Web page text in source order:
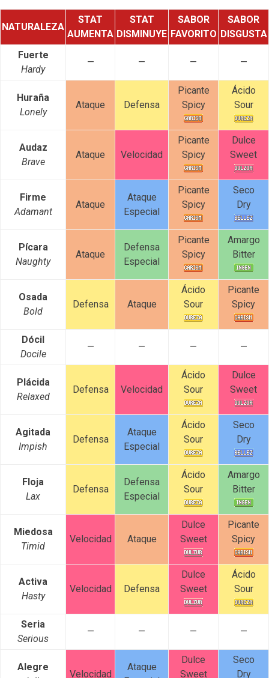
NATURALEZA
STAT
AUMENTA
STAT
DISMINUYE
SABOR
FAVORITO
SABOR
DISGUSTA
Fuerte
Hardy
— — — —
Huraña
Lonely
Ataque Defensa
Picante
Spicy
Ácido
Sour
Audaz
Brave
Ataque Velocidad
Picante
Spicy
Dulce
Sweet
Firme
Adamant
Ataque
Ataque
Especial
Picante
Spicy
Seco
Dry
Pícara
Naughty
Ataque
Defensa
Especial
Picante
Spicy
Amargo
Bitter
Osada
Bold
Defensa Ataque
Ácido
Sour
Picante
Spicy
Dócil
Docile
— — — —
Plácida
Relaxed
Defensa Velocidad
Ácido
Sour
Dulce
Sweet
Agitada
Impish
Defensa
Ataque
Especial
Ácido
Sour
Seco
Dry
Floja
Lax
Defensa
Defensa
Especial
Ácido
Sour
Amargo
Bitter
Miedosa
Timid
Velocidad Ataque
Dulce
Sweet
Picante
Spicy
Activa
Hasty
Velocidad Defensa
Dulce
Sweet
Ácido
Sour
Seria
Serious
— — — —
Alegre
Velocidad
Ataque
Dulce
Sweet
Seco
Dry